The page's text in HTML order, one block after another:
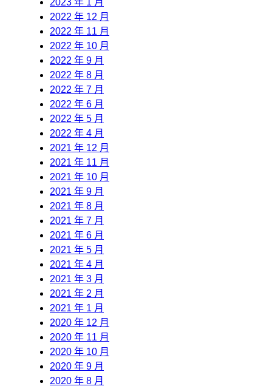
2022 年 12 月
2022 年 11 月
2022 年 10 月
2022 年 9 月
2022 年 8 月
2022 年 7 月
2022 年 6 月
2022 年 5 月
2022 年 4 月
2021 年 12 月
2021 年 11 月
2021 年 10 月
2021 年 9 月
2021 年 8 月
2021 年 7 月
2021 年 6 月
2021 年 5 月
2021 年 4 月
2021 年 3 月
2021 年 2 月
2021 年 1 月
2020 年 12 月
2020 年 11 月
2020 年 10 月
2020 年 9 月
2020 年 8 月